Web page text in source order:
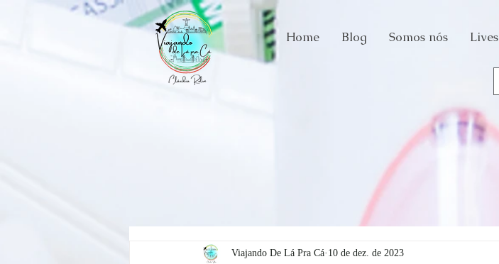
Home Blog Somos nós Lives
Viajando De Lá Pra Cá 10 de dez. de 2023